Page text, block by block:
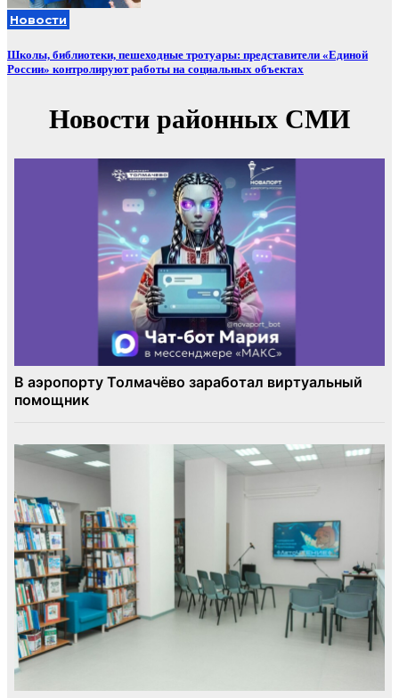
Новости
Школы, библиотеки, пешеходные тротуары: представители «Единой
России» контролируют работы на социальных объектах